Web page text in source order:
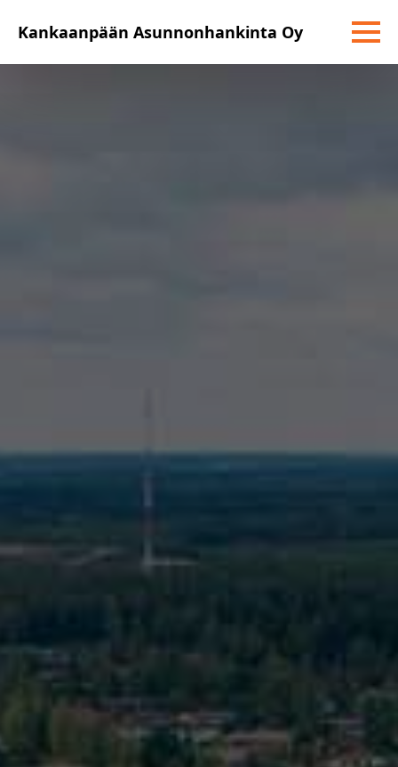
Kankaanpään Asunnonhankinta Oy